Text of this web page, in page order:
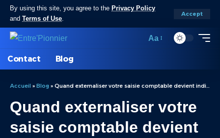
By using this site, you agree to the Privacy Policy
and Terms of Use.
Accept
Aa
Contact Blog
Accueil » Blog » Quand externaliser votre saisie comptable devient indispensable ?
Quand externaliser votre
saisie comptable devient